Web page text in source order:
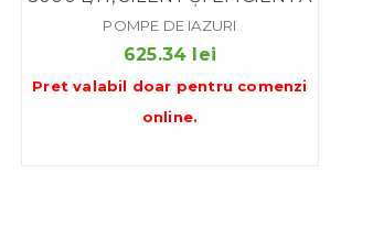
POMPE DE IAZURI
625.34 lei
Pret valabil doar pentru comenzi
online.